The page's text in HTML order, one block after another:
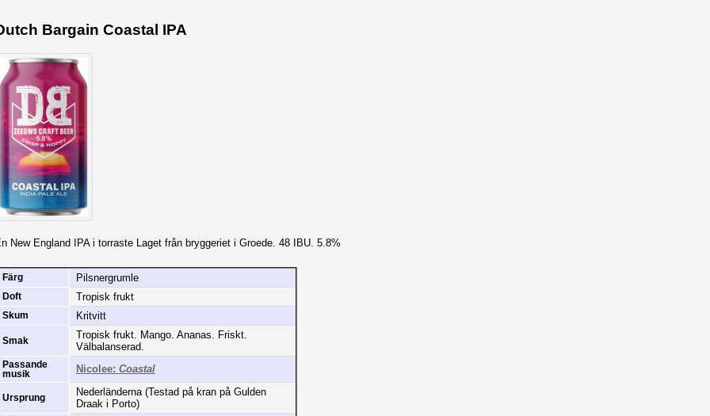
Bargain Coastal IPA
New England IPA i torraste Laget från bryggeriet i Groede. 48 IBU. 5.8%
Färg Pilsnergrumle
Doft Tropisk frukt
Skum Kritvitt
Smak
Tropisk frukt. Mango. Ananas. Friskt.
Välbalanserad.
Passande
musik
Nicolee: Coastal
Ursprung
Nederländerna (Testad på kran på Gulden
Draak i Porto)